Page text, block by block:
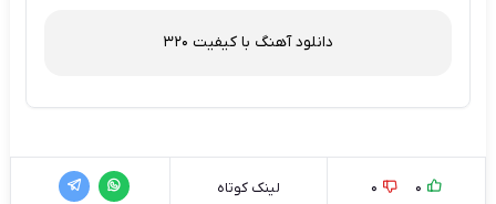
دانلود آهنگ با کیفیت 320
0
0 لینک کوتاه